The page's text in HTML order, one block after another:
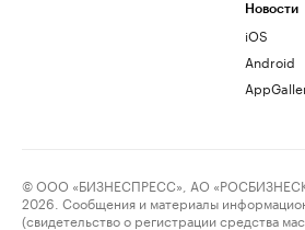
Новости
iOS
Android
© ООО «БИЗНЕСПРЕСС», АО
2026. Сообщения и материалы
(свидетельство о регистрации средства